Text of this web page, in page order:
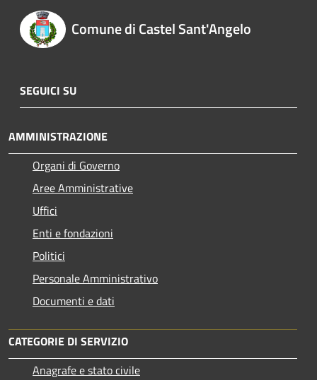
Comune di Castel Sant'Angelo
SEGUICI SU
AMMINISTRAZIONE
Organi di Governo
Aree Amministrative
Uffici
Enti e fondazioni
Politici
Personale Amministrativo
Documenti e dati
CATEGORIE DI SERVIZIO
Anagrafe e stato civile